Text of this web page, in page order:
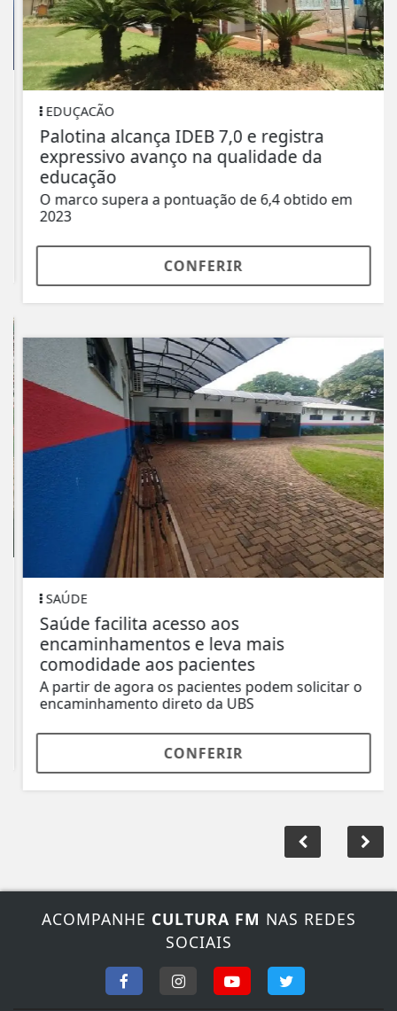
EDUÇACÃO
Palotina alcança IDEB 7,0 e registra
expressivo avanço na qualidade da
educação
O marco supera a pontuação de 6,4 obtido em
2023
CONFERIR
SAÚDE
Saúde facilita acesso aos
encaminhamentos e leva mais
comodidade aos pacientes
A partir de agora os pacientes podem solicitar o
encaminhamento direto da UBS
CONFERIR
ACOMPANHE CULTURA FM NAS REDES
SOCIAIS